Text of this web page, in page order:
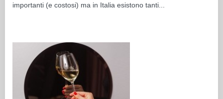
importanti (e costosi) ma in Italia esistono tanti...